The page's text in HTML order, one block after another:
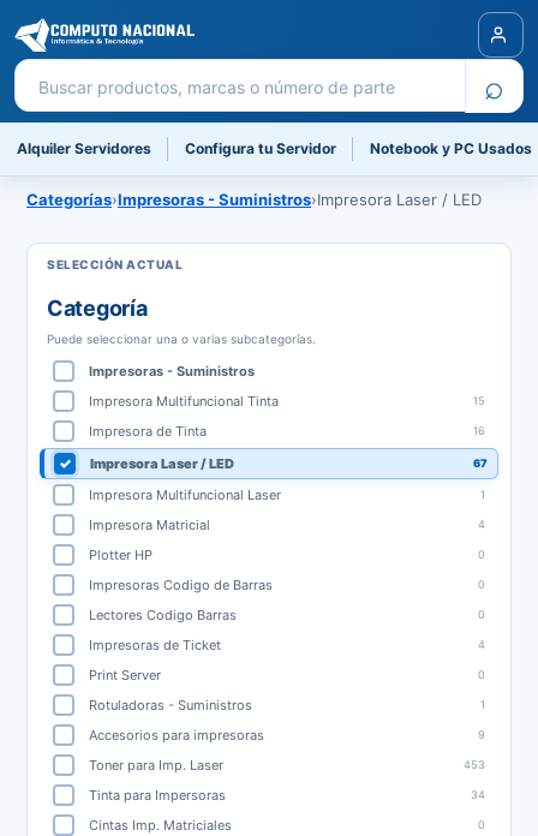
Buscar productos ⌕
Alquiler Servidores Configura tu Servidor Notebook y PC Usados
Categorías›Impresoras - Suministros›Impresora Laser / LED
Categoría
Puede seleccionar una o varias subcategorías.
Impresoras - Suministros
Impresora Multifuncional Tinta
15
Impresora de Tinta 16
Impresora Laser / LED 67
Impresora Multifuncional Laser 1
Impresora Matricial 4
Plotter HP 0
Impresoras Codigo de Barras 0
Lectores Codigo Barras 0
Impresoras de Ticket 4
Print Server 0
Rotuladoras - Suministros 1
Accesorios para impresoras 9
Toner para Imp. Laser 453
Tinta para Impersoras 34
Cintas Imp. Matriciales 0